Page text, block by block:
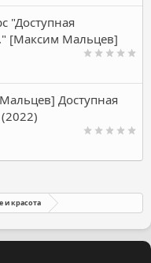
"Доступная
[Максим Мальцев]
Доступная
и красота